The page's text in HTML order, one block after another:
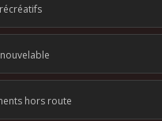
hors route